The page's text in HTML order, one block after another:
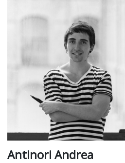
Antinori Andrea